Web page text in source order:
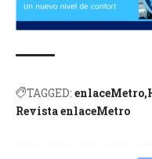
TAGGED: enlaceMetro
Revista enlaceMetro